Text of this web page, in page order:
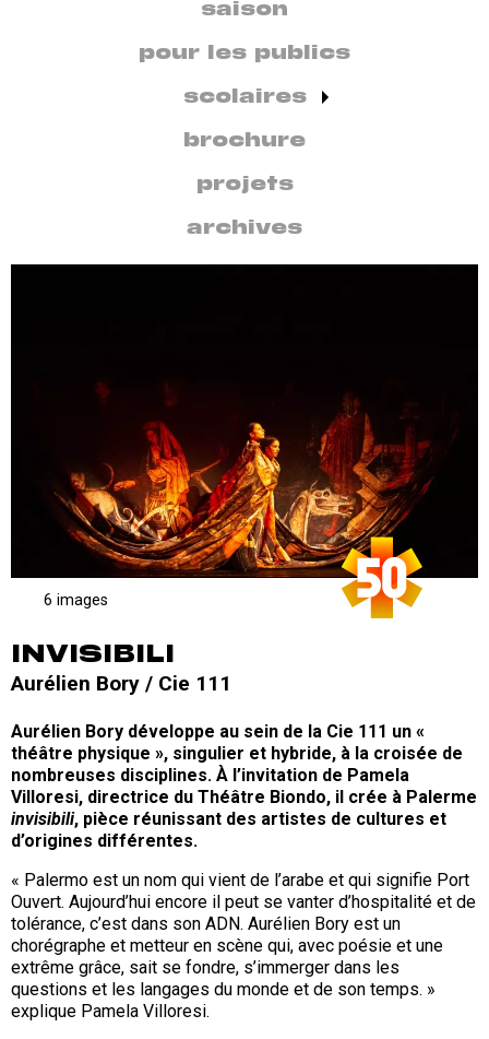
saison
pour les publics
scolaires
brochure
projets
archives
6 images
INVISIBILI
Aurélien Bory / Cie 111
Aurélien Bory développe au sein de la Cie 111 un «
théâtre physique », singulier et hybride, à la croisée de
nombreuses disciplines. À l’invitation de Pamela
Villoresi, directrice du Théâtre Biondo, il crée à Palerme
invisibili, pièce réunissant des artistes de cultures et
d’origines différentes.
« Palermo est un nom qui vient de l’arabe et qui signifie Port
Ouvert. Aujourd’hui encore il peut se vanter d’hospitalité et de
tolérance, c’est dans son ADN. Aurélien Bory est un
chorégraphe et metteur en scène qui, avec poésie et une
extrême grâce, sait se fondre, s’immerger dans les
questions et les langages du monde et de son temps. »
explique Pamela Villoresi.